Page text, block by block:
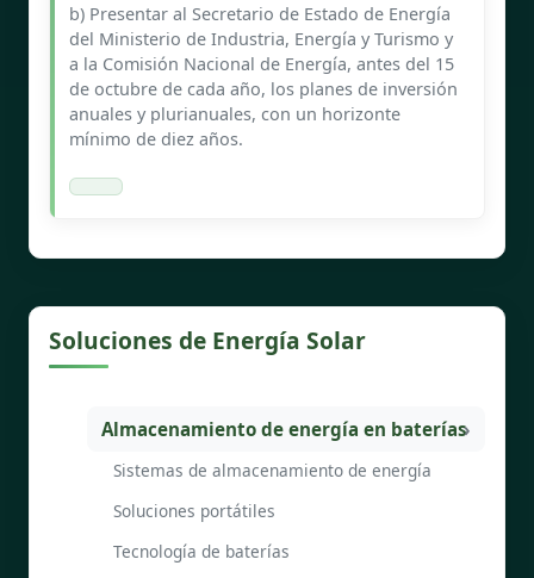
b) Presentar al Secretario de Estado de Energía
del Ministerio de Industria, Energía y Turismo y
a la Comisión Nacional de Energía, antes del 15
de octubre de cada año, los planes de inversión
anuales y plurianuales, con un horizonte
mínimo de diez años.
Soluciones de Energía Solar
Almacenamiento de energía en baterías
Sistemas de almacenamiento de energía
Soluciones portátiles
Tecnología de baterías